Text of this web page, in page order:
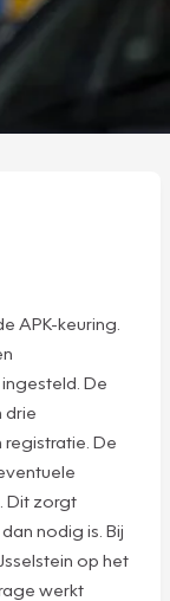
APK-keuring.
De
drie
De
Dit zorgt
nodig is. Bij
op het
werkt